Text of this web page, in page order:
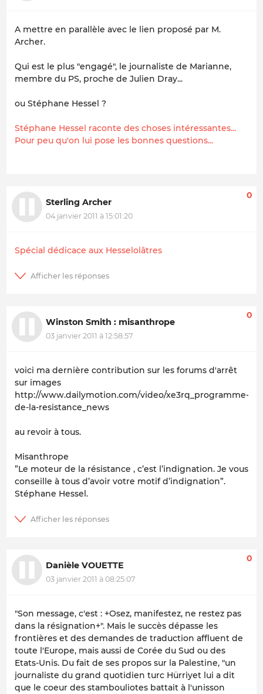
A mettre en parallèle avec le lien proposé par M.
Archer.
Qui est le plus "engagé", le journaliste de Marianne,
membre du PS, proche de Julien Dray...
ou Stéphane Hessel ?
Stéphane Hessel raconte des choses intéressantes...
Pour peu qu'on lui pose les bonnes questions...
Sterling Archer
04 janvier 2011 à 15:01:20
0
Spécial dédicace aux Hesselolâtres
Winston Smith : misanthrope
03 janvier 2011 à 12:58:57
0
voici ma dernière contribution sur les forums d'arrêt
sur images
http://www.dailymotion.com/video/xe3rq_programme-
de-la-resistance_news
au revoir à tous.
Misanthrope
”Le moteur de la résistance , c’est l’indignation. Je vous
conseille à tous d’avoir votre motif d’indignation”.
Stéphane Hessel.
Danièle VOUETTE
03 janvier 2011 à 08:25:07
0
"Son message, c'est : +Osez, manifestez, ne restez pas
dans la résignation+". Mais le succès dépasse les
frontières et des demandes de traduction affluent de
toute l'Europe, mais aussi de Corée du Sud ou des
Etats-Unis. Du fait de ses propos sur la Palestine, "un
journaliste du grand quotidien turc Hürriyet lui a dit
que le coeur des stambouliotes battait à l'unisson